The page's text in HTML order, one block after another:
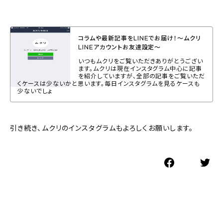
コラムや最新記事をLINEでお届け！〜ムクリ
LINEアカウントお友達設定〜
いつもムクリをご覧いただきありがとうござい
ます。ムクリは現在インスタグラム中心に記事
を紹介していますが、全部の記事をご覧いただ
くケースは少ないかと思います。毎日インスタグラムを見るケースも
少ないでしょ
引き続き、ムクリのインスタグラムもよろしくお願いします。